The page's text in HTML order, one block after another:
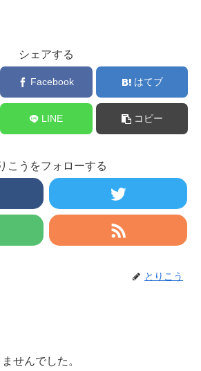
シェアする
Facebook はてブ
LINE コピー
こうをフォローする
とりこう
せんでした。